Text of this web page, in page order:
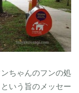
ちゃんのフンの処
いう旨のメッセー